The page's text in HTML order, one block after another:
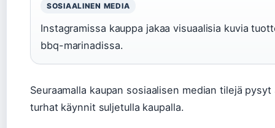
SOSIAALINEN MEDIA
Instagramissa kauppa jakaa visuaalisia kuvia
bbq-marinadissa.
Seuraamalla kaupan sosiaalisen median tilejä
turhat käynnit suljetulla kaupalla.